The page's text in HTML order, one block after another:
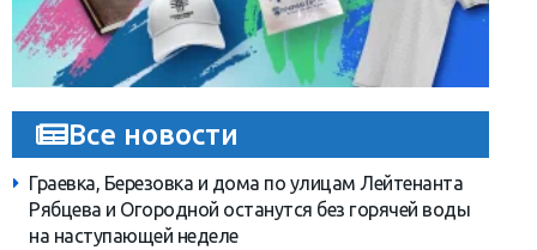
Все новости
Граевка, Березовка и дома по улицам Лейтенанта
Рябцева и Огородной останутся без горячей воды
на наступающей неделе